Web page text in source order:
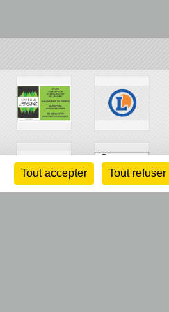
Tout accepter Tout refuser